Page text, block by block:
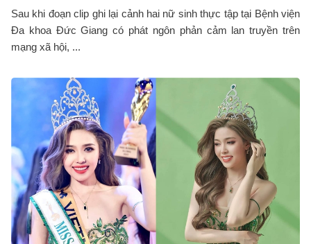
Sau khi đoạn clip ghi lại cảnh hai nữ sinh thực tập tại Bệnh viện
Đa khoa Đức Giang có phát ngôn phản cảm lan truyền trên
mạng xã hội, ...